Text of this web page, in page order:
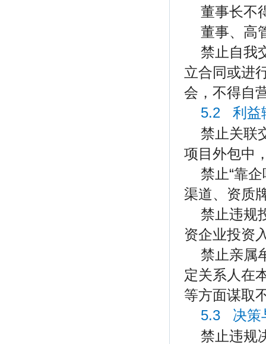
董事长不
董事、高
禁止自我
立合同或进
会，不得自
5.2 利益
禁止关联
项目外包中
禁止“靠
渠道、资质
禁止违规
资企业投资
禁止亲属
定关系人在
等方面谋取
5.3 决策
禁止违规